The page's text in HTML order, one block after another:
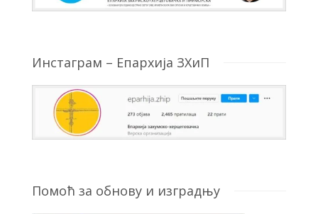
Инстаграм – Епархија ЗХиП
Помоћ за обнову и изградњу